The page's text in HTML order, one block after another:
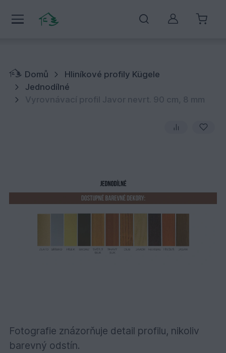
Můj účet
Domů
Hliníkové profily Kügele
Jednodílné
Vyrovnávací profil Javor nevrt. 90 cm, 8 mm
Fotografie znázorňuje detail profilu, nikoliv
barevný odstín.